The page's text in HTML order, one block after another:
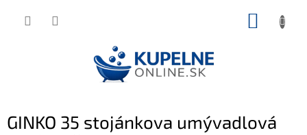
GINKO 35 stojánkova umývadlová